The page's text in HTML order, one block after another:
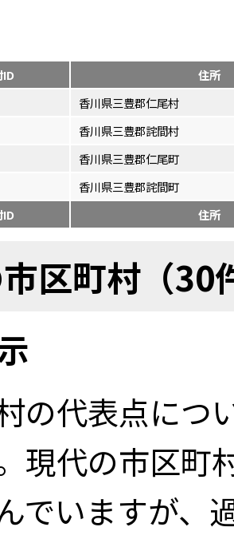
住所
香川県三豊郡仁尾村
香川県三豊郡詫間村
香川県三豊郡仁尾町
香川県三豊郡詫間町
住所
区町村（30
の代表点につ
現代の市区町
でいますが、